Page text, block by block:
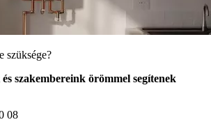
szüksége?
szakembereink örömmel segítenek
08